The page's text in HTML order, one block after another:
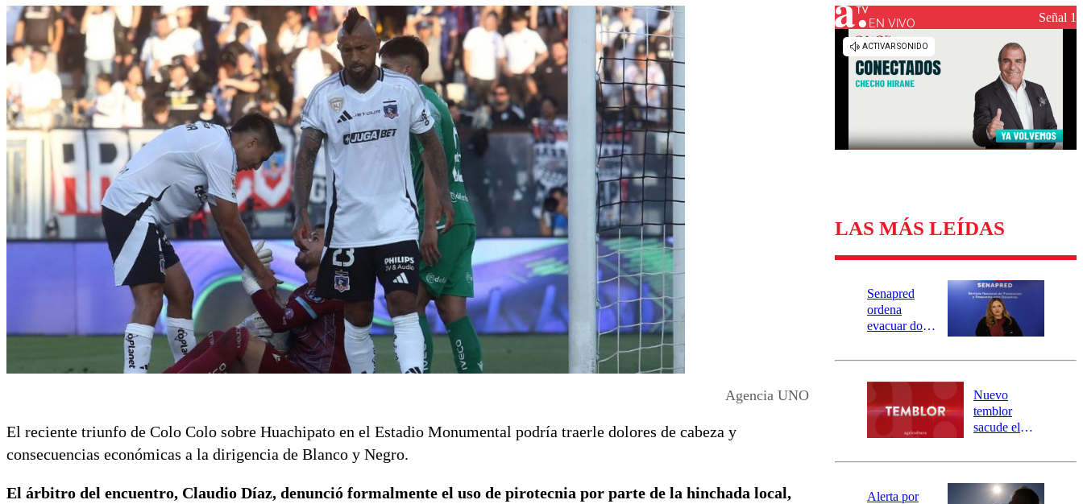
Universidad de Chile
Sustentabilidad
Agencia UNO
El reciente triunfo de Colo Colo sobre Huachipato en el Estadio Monumental podría traerle dolores de cabeza y
consecuencias económicas a la dirigencia de Blanco y Negro.
El árbitro del encuentro, Claudio Díaz, denunció formalmente el uso de pirotecnia por parte de la hinchada local,
EN VIVO Señal 1
LAS MÁS LEÍDAS
Senapred
ordena
evacuar dos
Carahue por
río Damas:
activa
mensajería
SAE
Nuevo
temblor
sacude el
revisa la
epicentro
Alerta por